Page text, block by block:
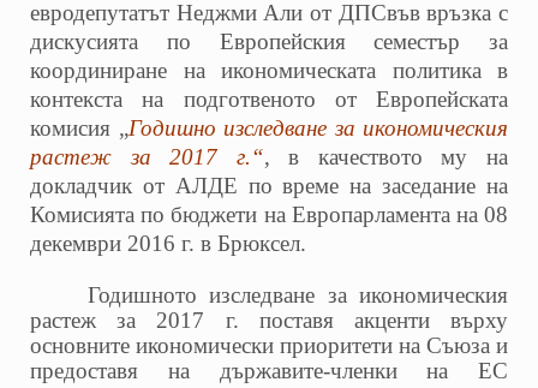
евродепутатът Неджми Али от ДПСвъв връзка с
дискусията по Европейския семестър за
координиране на икономическата политика в
контекста на подготвеното от Европейската
комисия „Годишно изследване за икономическия
растеж за 2017 г.“, в качеството му на
докладчик от АЛДЕ по време на заседание на
Комисията по бюджети на Европарламента на 08
декември 2016 г. в Брюксел.
Годишното изследване за икономическия
растеж за 2017 г. поставя акценти върху
основните икономически приоритети на Съюза и
предоставя на държавите-членки на ЕС